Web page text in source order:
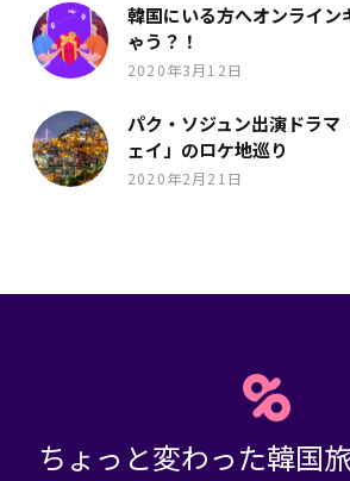
韓国にいる方へオンライン
ゃう？！
2020年3月12日
パク・ソジュン出演ドラマ
ェイ」のロケ地巡り
2020年2月21日
ちょっと変わった韓国